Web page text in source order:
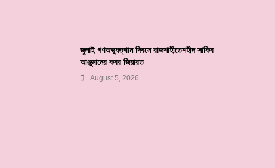
জুলাই গণঅভ্যুত্থান দিবসে রাজশাহীতেশহীদ সাকিব
আঞ্জুমানের কবর জিয়ারত
August 5, 2026